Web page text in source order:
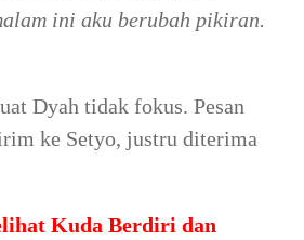
ini aku berubah pikiran.
Dyah tidak fokus. Pesan
ke Setyo, justru diterima
Kuda Berdiri dan